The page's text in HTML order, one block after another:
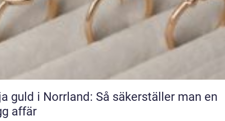
guld i Norrland: Så säkerställer man en
affär